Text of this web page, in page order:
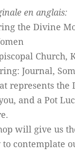
en anglais:
the Divine
Church,
Journal,
represents the
and a Pot
will give us
contemplate